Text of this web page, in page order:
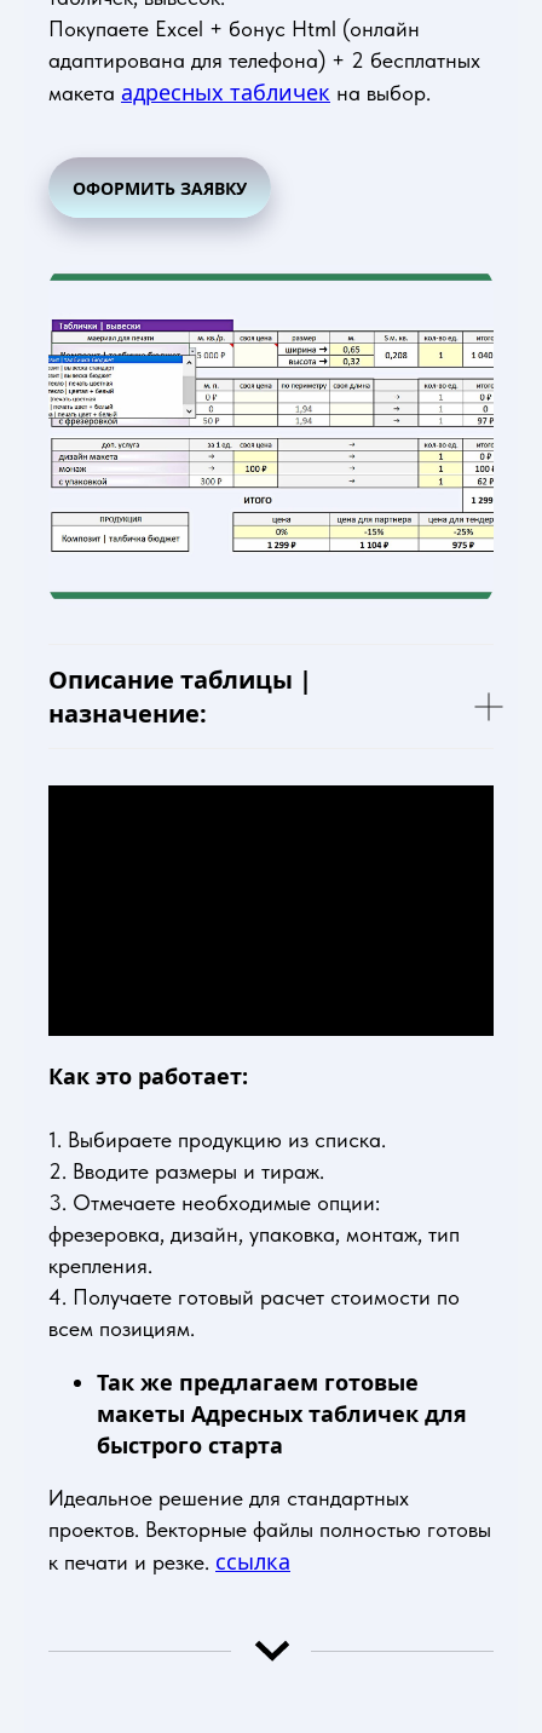
Покупаете Excel + бонус Html (онлайн
адаптирована для телефона) + 2 бесплатных
макета адресных табличек на выбор.
ОФОРМИТЬ ЗАЯВКУ
Описание таблицы |
назначение:
Как это работает:
1. Выбираете продукцию из списка.
2. Вводите размеры и тираж.
3. Отмечаете необходимые опции:
фрезеровка, дизайн, упаковка, монтаж, тип
крепления.
4. Получаете готовый расчет стоимости по
всем позициям.
Так же предлагаем готовые
макеты Адресных табличек для
быстрого старта
Идеальное решение для стандартных
проектов. Векторные файлы полностью готовы
к печати и резке. ссылка